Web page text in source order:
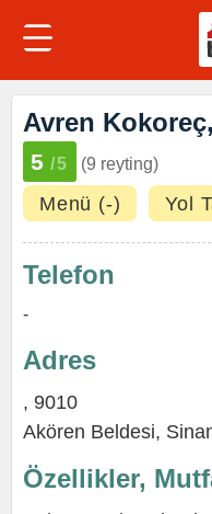
Avren
5 /5 (9 reyting)
Menü (-) Yol
Telefon
-
Adres
, 9010
Akören Beldesi,
Özellikler,